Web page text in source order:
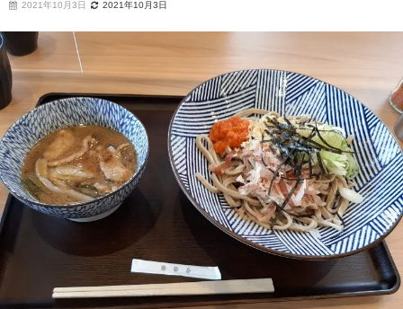
2021年10月3日 2021年10月3日